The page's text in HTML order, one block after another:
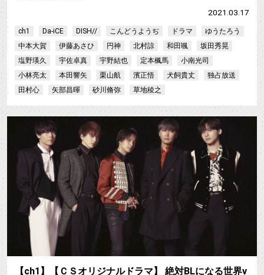
2021.03.17
ch1 Da-iCE DISH// こんどうようぢ ドラマ
ゆうたろう
中本大賀
伊藤あさひ 円神 北村諒 和田颯
坂田秀晃
塩野瑛久
宇佐卓真 宇野結也 定本楓馬
小南光司
小林亮太
本田響矢 栗山航 濱正悟 犬飼貴丈
独占放送
田村心
矢部昌暉 砂川脩弥 草地稜之
【ch1】【ＣＳオリジナルドラマ】 絶対BLになる世界v